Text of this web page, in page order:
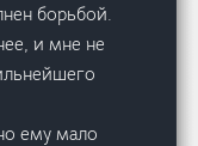
борьбой.
и мне не
ему мало